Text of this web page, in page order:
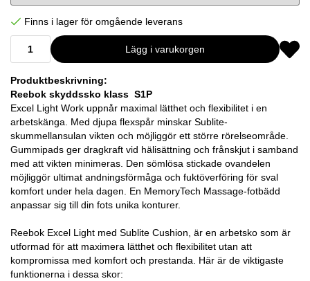
Finns i lager för omgående leverans
Lägg i varukorgen
Produktbeskrivning:
Reebok skyddssko klass S1P
Excel Light Work uppnår maximal lätthet och flexibilitet i en
arbetskänga. Med djupa flexspår minskar Sublite-
skummellansulan vikten och möjliggör ett större rörelseområde.
Gummipads ger dragkraft vid hälisättning och frånskjut i samband
med att vikten minimeras. Den sömlösa stickade ovandelen
möjliggör ultimat andningsförmåga och fuktöverföring för sval
komfort under hela dagen. En MemoryTech Massage-fotbädd
anpassar sig till din fots unika konturer.
Reebok Excel Light med Sublite Cushion, är en arbetsko som är
utformad för att maximera lätthet och flexibilitet utan att
kompromissa med komfort och prestanda. Här är de viktigaste
funktionerna i dessa skor: